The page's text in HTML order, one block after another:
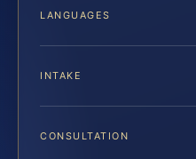
LANGUAGES
INTAKE
CONSULTATION